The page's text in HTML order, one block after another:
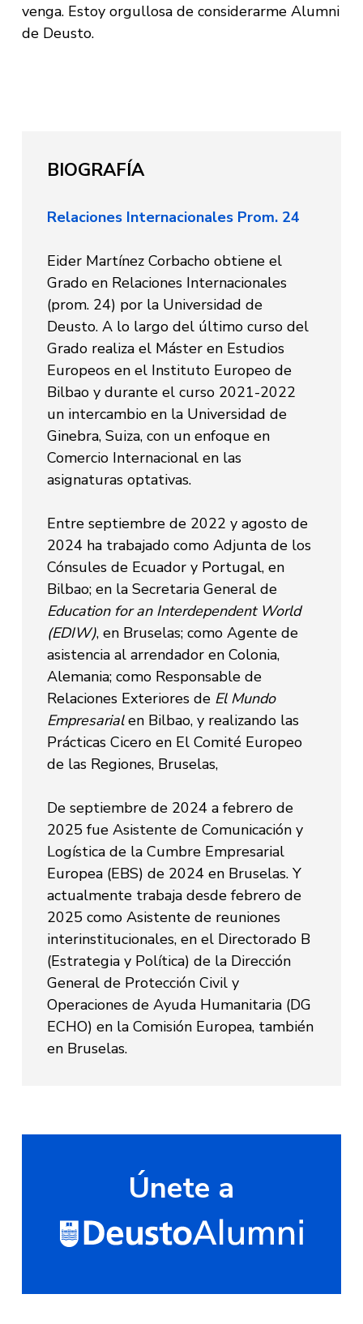
venga. Estoy orgullosa de considerarme Alumni
de Deusto.
BIOGRAFÍA
Relaciones Internacionales Prom. 24
Eider Martínez Corbacho obtiene el
Grado en Relaciones Internacionales
(prom. 24) por la Universidad de
Deusto. A lo largo del último curso del
Grado realiza el Máster en Estudios
Europeos en el Instituto Europeo de
Bilbao y durante el curso 2021-2022
un intercambio en la Universidad de
Ginebra, Suiza, con un enfoque en
Comercio Internacional en las
asignaturas optativas.
Entre septiembre de 2022 y agosto de
2024 ha trabajado como Adjunta de los
Cónsules de Ecuador y Portugal, en
Bilbao; en la Secretaria General de
Education for an Interdependent World
(EDIW), en Bruselas; como Agente de
asistencia al arrendador en Colonia,
Alemania; como Responsable de
Relaciones Exteriores de El Mundo
Empresarialen Bilbao, y realizando las
Prácticas Cicero en El Comité Europeo
de las Regiones, Bruselas,
De septiembre de 2024 a febrero de
2025 fue Asistente de Comunicación y
Logística de la Cumbre Empresarial
Europea (EBS) de 2024 en Bruselas. Y
actualmente trabaja desde febrero de
2025 como Asistente de reuniones
interinstitucionales, en el Directorado B
(Estrategia y Política) de la Dirección
General de Protección Civil y
Operaciones de Ayuda Humanitaria (DG
ECHO) en la Comisión Europea, también
en Bruselas.
Únete a